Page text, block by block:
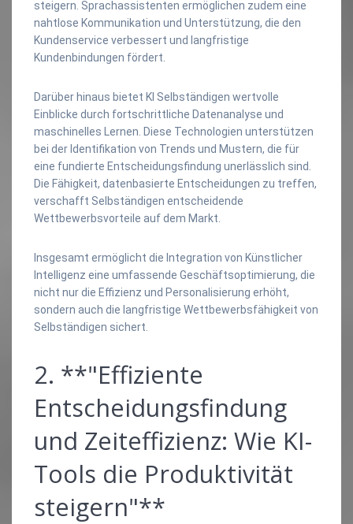
steigern. Sprachassistenten ermöglichen zudem eine
nahtlose Kommunikation und Unterstützung, die den
Kundenservice verbessert und langfristige
Kundenbindungen fördert.
Darüber hinaus bietet KI Selbständigen wertvolle
Einblicke durch fortschrittliche Datenanalyse und
maschinelles Lernen. Diese Technologien unterstützen
bei der Identifikation von Trends und Mustern, die für
eine fundierte Entscheidungsfindung unerlässlich sind.
Die Fähigkeit, datenbasierte Entscheidungen zu treffen,
verschafft Selbständigen entscheidende
Wettbewerbsvorteile auf dem Markt.
Insgesamt ermöglicht die Integration von Künstlicher
Intelligenz eine umfassende Geschäftsoptimierung, die
nicht nur die Effizienz und Personalisierung erhöht,
sondern auch die langfristige Wettbewerbsfähigkeit von
Selbständigen sichert.
2. **"Effiziente
Entscheidungsfindung
und Zeiteffizienz: Wie KI-
Tools die Produktivität
steigern"**